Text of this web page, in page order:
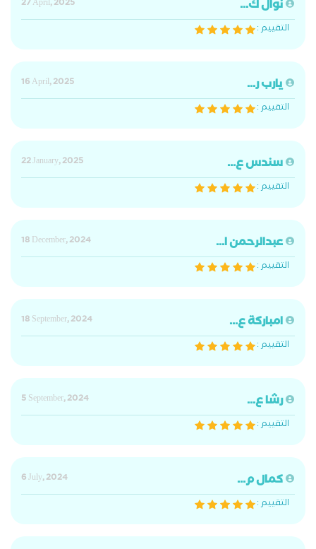
نوال ك...
27 April, 2025
التقييم :
يارب ر...
16 April, 2025
التقييم :
سندس ع...
22 January, 2025
التقييم :
عبدالرحمن ا...
18 December, 2024
التقييم :
امباركة ع...
18 September, 2024
التقييم :
رشا ع...
5 September, 2024
التقييم :
كمال م...
6 July, 2024
التقييم :